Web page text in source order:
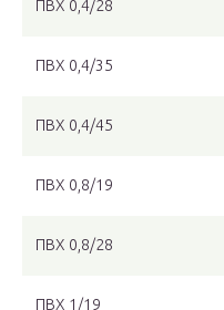
ПВХ 0,4/28
ПВХ 0,4/35
ПВХ 0,4/45
ПВХ 0,8/19
ПВХ 0,8/28
ПВХ 1/19